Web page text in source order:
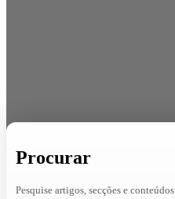
Procurar
Pesquise artigos, secções e conteúdos